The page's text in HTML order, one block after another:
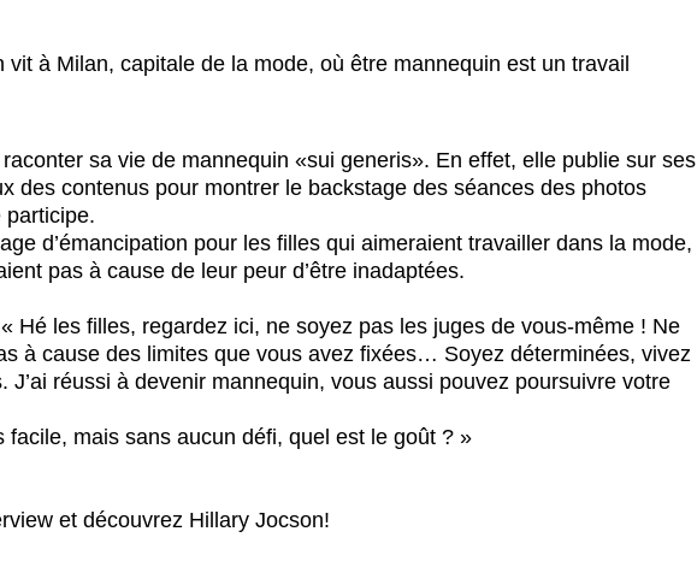
vit à Milan, capitale de la mode, où être mannequin est un travail
sa vie de mannequin «sui generis». En effet, elle publie sur ses
des contenus pour montrer le backstage des séances des photos
participe.
d’émancipation pour les filles qui aimeraient travailler dans la mode,
pas à cause de leur peur d’être inadaptées.
Hé les filles, regardez ici, ne soyez pas les juges de vous-même ! Ne
à cause des limites que vous avez fixées… Soyez déterminées, vivez
J’ai réussi à devenir mannequin, vous aussi pouvez poursuivre votre
facile, mais sans aucun défi, quel est le goût ? »
et découvrez Hillary Jocson!